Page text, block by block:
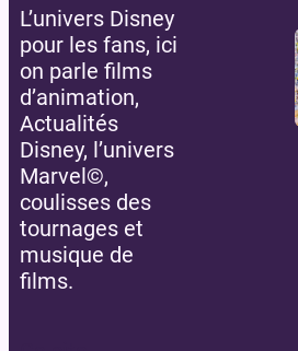
L’univers Disney
pour les fans, ici
on parle films
d’animation,
Actualités
Disney, l’univers
Marvel©,
coulisses des
tournages et
musique de
films.